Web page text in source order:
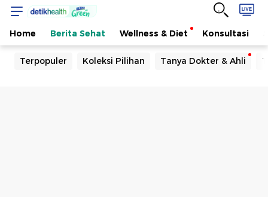
Home Berita Sehat Wellness & Diet Konsultasi
Terpopuler Koleksi Pilihan Tanya Dokter & Ahli